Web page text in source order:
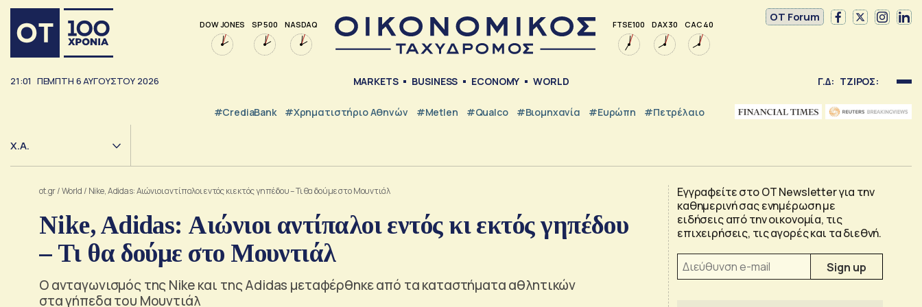
DOW JONES SP 500 NASDAQ FTSE 100 DAX 30 CAC 40
OT Forum
21:01 ΠΈΜΠΤΗ 6ΑΥΓΟΎΣΤΟΥ 2026 MARKETS BUSINESS ECONOMY WORLD Γ.Δ: ΤΖΙΡΟΣ:
#CrediaBank #Χρηματιστήριο Αθηνών #metlen #Qualco #Βιομηχανία #Ευρώπη #Πετρέλαιο
Χ.Α.
ot.gr/World / Nike, Adidas: Αιώνιοι αντίπαλοι εντός κι εκτός γηπέδου – Τι θα δούμε στο Μουντιάλ
Nike, Adidas: Αιώνιοι αντίπαλοι εντός κι εκτός γηπέδου
– Τι θα δούμε στο Μουντιάλ
Ο ανταγωνισμός της Nike και της Adidas μεταφέρθηκε από τα καταστήματα αθλητικών
στα γήπεδα του Μουντιάλ
Εγγραφείτε στο OT Newsletter για την
καθημερινή σας ενημέρωση με
ειδήσεις από την οικονομία, τις
επιχειρήσεις, τις αγορές και τα διεθνή.